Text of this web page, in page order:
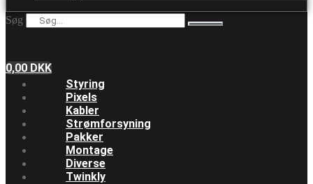
Søg
0,00 DKK
Styring
Pixels
Kabler
Strømforsyning
Pakker
Montage
Diverse
Twinkly